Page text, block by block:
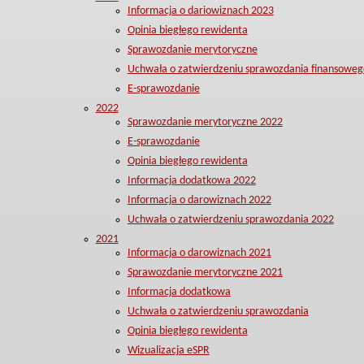
Informacja o dariowiznach 2023
Opinia biegłego rewidenta
Sprawozdanie merytoryczne
Uchwała o zatwierdzeniu sprawozdania
E-sprawozdanie
2022
Sprawozdanie merytoryczne 2022
E-sprawozdanie
Opinia biegłego rewidenta
Informacja dodatkowa 2022
Informacja o darowiznach 2022
Uchwała o zatwierdzeniu sprawozdania 2022
2021
Informacja o darowiznach 2021
Sprawozdanie merytoryczne 2021
Informacja dodatkowa
Uchwała o zatwierdzeniu sprawozdania
Opinia biegłego rewidenta
Wizualizacja eSPR